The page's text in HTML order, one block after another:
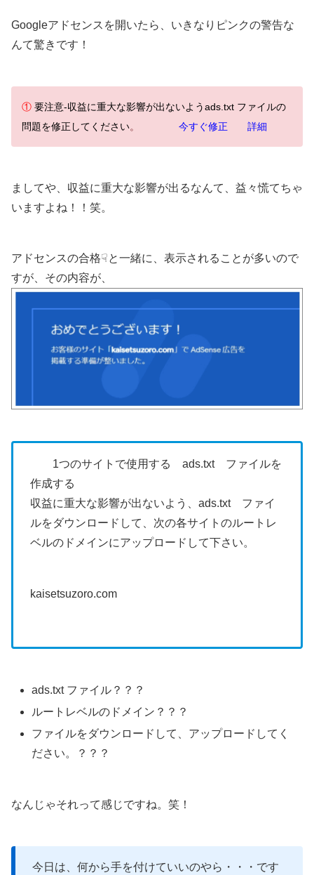
Googleアドセンスを開いたら、いきなりピンクの警告な
んて驚きです！
① 要注意-収益に重大な影響が出ないようads.txt ファイルの
問題を修正してください。 今すぐ修正 詳細
ましてや、収益に重大な影響が出るなんて、益々慌てちゃ
いますよね！！笑。
アドセンスの合格☟と一緒に、表示されることが多いので
すが、その内容が、
1つのサイトで使用する ads.txt ファイルを
作成する
収益に重大な影響が出ないよう、ads.txt ファイ
ルをダウンロードして、次の各サイトのルートレ
ベルのドメインにアップロードして下さい。
kaisetsuzoro.com
ads.txt ファイル？？？
ルートレベルのドメイン？？？
ファイルをダウンロードして、アップロードしてく
ださい。？？？
なんじゃそれって感じですね。笑！
今日は、何から手を付けていいのやら・・・です